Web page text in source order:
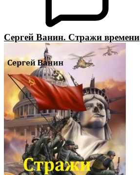
Сергей Ванин. Стражи времени